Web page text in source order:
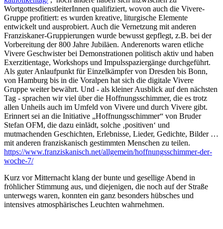
WortgottesdienstleiterInnen qualifiziert, wovon auch die Vivere-
Gruppe profitiert: es wurden kreative, liturgische Elemente
entwickelt und ausprobiert. Auch die Vernetzung mit anderen
Franziskaner-Gruppierungen wurde bewusst gepflegt, z.B. bei der
Vorbereitung der 800 Jahre Jubiläen. Anderenorts waren etliche
Vivere Geschwister bei Demonstrationen politisch aktiv und haben
Exerzitientage, Workshops und Impulsspaziergänge durchgeführt.
Als guter Anlaufpunkt für Einzelkämpfer von Dresden bis Bonn,
von Hamburg bis in die Voralpen hat sich die digitale Vivere
Gruppe weiter bewährt. Und - als kleiner Ausblick auf den nächsten
Tag - sprachen wir viel über die Hoffnungsschimmer, die es trotz
allen Unheils auch im Umfeld von Vivere und durch Vivere gibt.
Erinnert sei an die Initiative „Hoffnungsschimmer“ von Bruder
Stefan OFM, die dazu einlädt, solche ‚positiven‘ und
mutmachenden Geschichten, Erlebnisse, Lieder, Gedichte, Bilder …
mit anderen franziskanisch gestimmten Menschen zu teilen.
https://www.franziskanisch.net/allgemein/hoffnungsschimmer-der-
woche-7/
Kurz vor Mitternacht klang der bunte und gesellige Abend in
fröhlicher Stimmung aus, und diejenigen, die noch auf der Straße
unterwegs waren, konnten ein ganz besonders hübsches und
intensives atmosphärisches Leuchten wahrnehmen.